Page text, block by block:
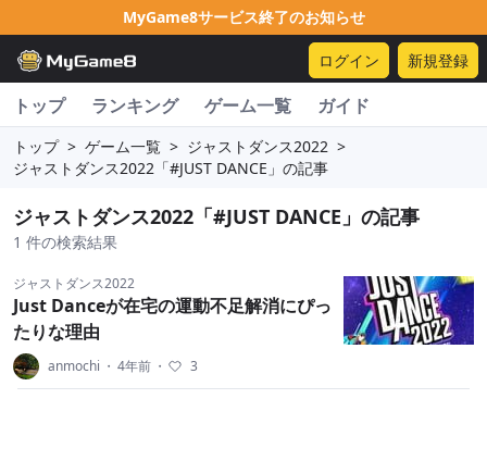
MyGame8サービス終了のお知らせ
ログイン 新規登録
トップ ランキング ゲーム一覧 ガイド
トップ > ゲーム一覧 > ジャストダンス2022 >
ジャストダンス2022「#JUST DANCE」の記事
ジャストダンス2022「#JUST DANCE」の記事
1 件の検索結果
ジャストダンス2022
Just Danceが在宅の運動不足解消にぴっ
たりな理由
anmochi ・ 4年前 ・ 3